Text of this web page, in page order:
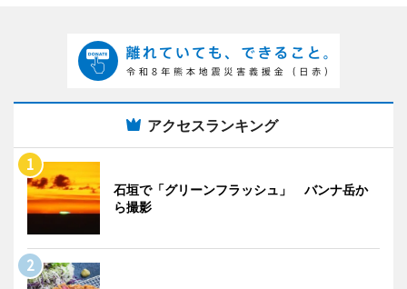
アクセスランキング
石垣で「グリーンフラッシュ」 バンナ岳か
ら撮影